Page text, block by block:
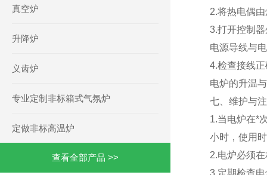
真空炉
升降炉
义齿炉
专业定制非标箱式气氛炉
定做非标高温炉
查看全部产品 >>
2.将热电偶
3.打开控制
电源导线与
4.检查接线
电炉的升温
七、维护与
1.当电炉在*
小时，使用
2.电炉必须